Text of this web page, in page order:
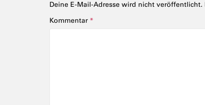
Deine E-Mail-Adresse wird nicht veröffentlicht.
Kommentar *